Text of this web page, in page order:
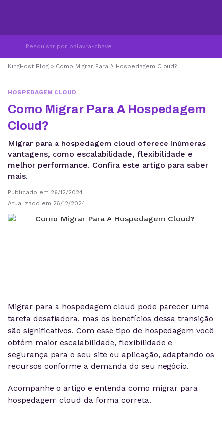
KingHost Blog > Como Migrar Para A Hospedagem Cloud?
HOSPEDAGEM CLOUD
Como Migrar Para A Hospedagem
Cloud?
Migrar para a hospedagem cloud oferece inúmeras
vantagens, como escalabilidade, flexibilidade e
melhor performance. Confira este artigo para saber
mais.
Publicado em 26/12/2024
Atualizado em 26/12/2024
Migrar para a hospedagem cloud pode parecer uma
tarefa desafiadora, mas os benefícios dessa transição
são significativos. Com esse tipo de hospedagem você
obtém maior escalabilidade, flexibilidade e
segurança para o seu site ou aplicação, adaptando os
recursos conforme a demanda do seu negócio.
Acompanhe o artigo e entenda como migrar para
hospedagem cloud da forma correta.